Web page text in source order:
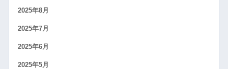
2025年8月
2025年7月
2025年6月
2025年5月